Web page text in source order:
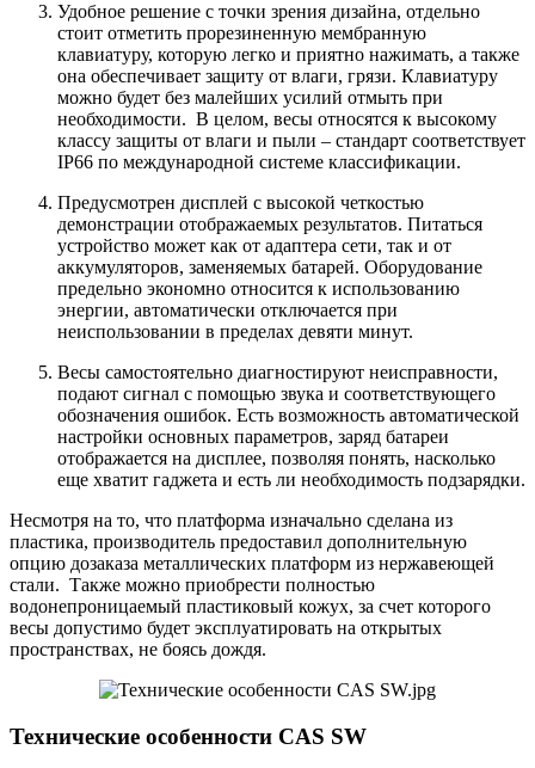
Удобное решение с точки зрения дизайна, отдельно
стоит отметить прорезиненную мембранную
клавиатуру, которую легко и приятно нажимать, а также
она обеспечивает защиту от влаги, грязи. Клавиатуру
можно будет без малейших усилий отмыть при
необходимости. В целом, весы относятся к высокому
классу защиты от влаги и пыли – стандарт соответствует
IP66 по международной системе классификации.
Предусмотрен дисплей с высокой четкостью
демонстрации отображаемых результатов. Питаться
устройство может как от адаптера сети, так и от
аккумуляторов, заменяемых батарей. Оборудование
предельно экономно относится к использованию
энергии, автоматически отключается при
неиспользовании в пределах девяти минут.
Весы самостоятельно диагностируют неисправности,
подают сигнал с помощью звука и соответствующего
обозначения ошибок. Есть возможность автоматической
настройки основных параметров, заряд батареи
отображается на дисплее, позволяя понять, насколько
еще хватит гаджета и есть ли необходимость подзарядки.
Несмотря на то, что платформа изначально сделана из
пластика, производитель предоставил дополнительную
опцию дозаказа металлических платформ из нержавеющей
стали. Также можно приобрести полностью
водонепроницаемый пластиковый кожух, за счет которого
весы допустимо будет эксплуатировать на открытых
пространствах, не боясь дождя.
Технические особенности CAS SW